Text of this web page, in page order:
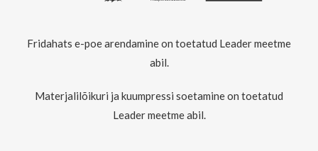
Fridahats e-poe arendamine on toetatud Leader meetme
abil.
Materjalilõikuri ja kuumpressi soetamine on toetatud
Leader meetme abil.